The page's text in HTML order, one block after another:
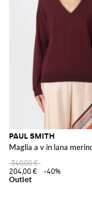
PAUL SMITH
Maglia a v in lana
340,00 €
204,00 €
-40%